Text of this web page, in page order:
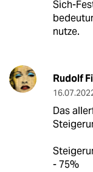
Sich-
nutze.
Rudolf
Das
- 75%